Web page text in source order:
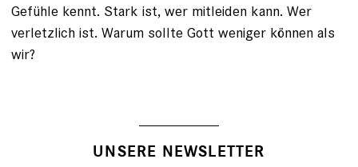
Gefühle kennt. Stark ist, wer mitleiden kann. Wer
verletzlich ist. Warum sollte Gott weniger können als
wir?
UNSERE NEWSLETTER